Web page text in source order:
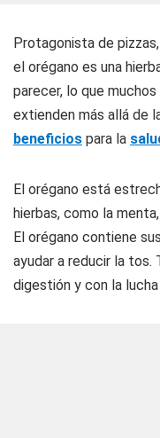
Protagonista de
el orégano es una
parecer, lo que
extienden más allá de
beneficios para la
El orégano está
hierbas, como la
El orégano contiene
ayudar a reducir la tos.
digestión y con la